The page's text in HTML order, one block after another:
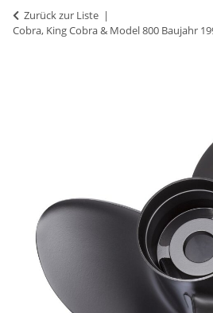
Zurück zur Liste
Cobra, King Cobra & Model 800 Baujahr